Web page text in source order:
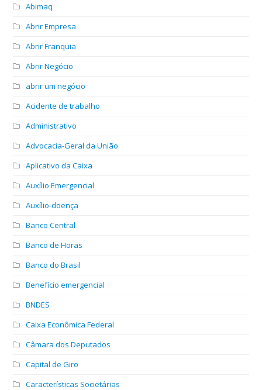
Abimaq
Abrir Empresa
Abrir Franquia
Abrir Negócio
abrir um negócio
Acidente de trabalho
Administrativo
Advocacia-Geral da União
Aplicativo da Caixa
Auxílio Emergencial
Auxílio-doença
Banco Central
Banco de Horas
Banco do Brasil
Benefício emergencial
BNDES
Caixa Econômica Federal
Câmara dos Deputados
Capital de Giro
Características Societárias